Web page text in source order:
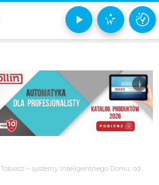
i
Tobiasz – systemy Inteligentnego Domu, od